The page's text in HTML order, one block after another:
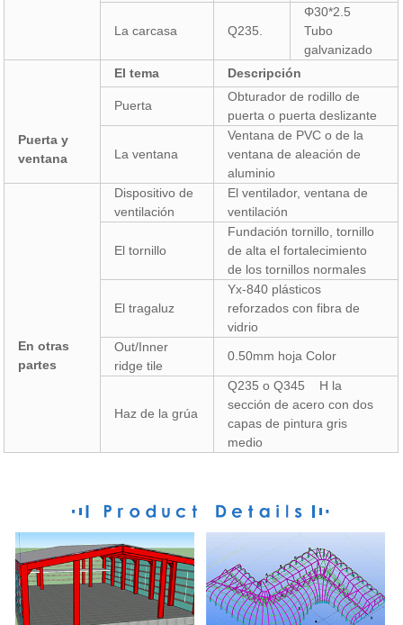
La carcasa Q235.
Φ30*2.5
Tubo
galvanizado
Puerta y
ventana
El tema Descripción
Puerta
Obturador de rodillo de
puerta o puerta deslizante
La ventana
Ventana de PVC o de la
ventana de aleación de
aluminio
En otras
partes
Dispositivo de
ventilación
El ventilador, ventana de
ventilación
El tornillo
Fundación tornillo, tornillo
de alta el fortalecimiento
de los tornillos normales
El tragaluz
Yx-840 plásticos
reforzados con fibra de
vidrio
Out/Inner
ridge tile
0.50mm hoja Color
Haz de la grúa
Q235 o Q345 H la
sección de acero con dos
capas de pintura gris
medio